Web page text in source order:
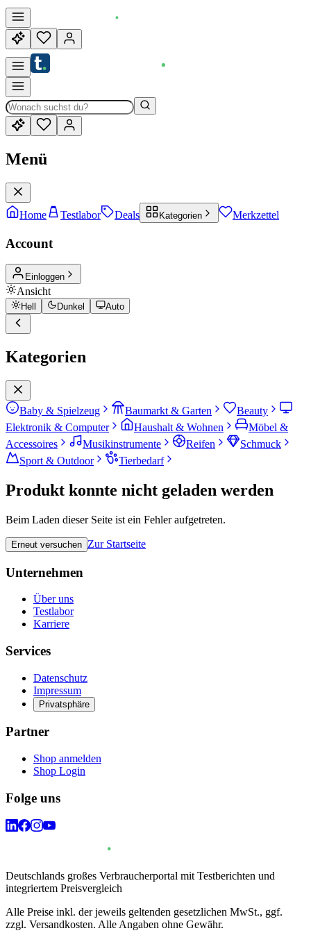
Menü
Home Testlabor Deals Kategorien Merkzettel
Account
Einloggen
Ansicht
Hell Dunkel Auto
Kategorien
Baby & Spielzeug Baumarkt & Garten
Beauty
Elektronik & Computer
Haushalt & Wohnen
Möbel &
Accessoires
Musikinstrumente Reifen
Schmuck
Sport & Outdoor
Tierbedarf
Produkt konnte nicht geladen werden
Beim Laden dieser Seite ist ein Fehler aufgetreten.
Erneut versuchen Zur Startseite
Unternehmen
Über uns
Testlabor
Karriere
Services
Datenschutz
Impressum
Privatsphäre
Partner
Shop anmelden
Shop Login
Folge uns
Deutschlands großes Verbraucherportal mit Testberichten und
integriertem Preisvergleich
Alle Preise inkl. der jeweils geltenden gesetzlichen MwSt., ggf.
zzgl. Versandkosten. Alle Angaben ohne Gewähr.